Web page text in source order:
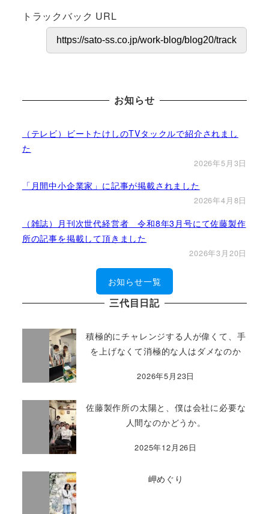
トラックバック URL
お知らせ
（テレビ）ビートたけしのTVタックルで紹介されまし
た
2026年5月3日
「月間中小企業家」に記事が掲載されました
2026年4月8日
（雑誌）月刊次世代経営者 令和8年3月号にて佐藤製作
所の記事を掲載して頂きました
2026年3月20日
お知らせ一覧
三代目日記
積極的にチャレンジする人が偉くて、手
を上げなくて消極的な人はダメなのか
2026年5月23日
佐藤製作所の太陽と、僕は会社に必要な
人間なのかどうか。
2025年12月26日
岬めぐり